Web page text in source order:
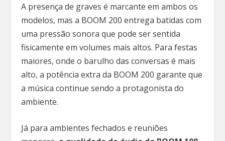
A presença de graves é marcante em ambos os
modelos, mas a BOOM 200 entrega batidas com
uma pressão sonora que pode ser sentida
fisicamente em volumes mais altos. Para festas
maiores, onde o barulho das conversas é mais
alto, a potência extra da BOOM 200 garante que
a música continue sendo a protagonista do
ambiente.
Já para ambientes fechados e reuniões